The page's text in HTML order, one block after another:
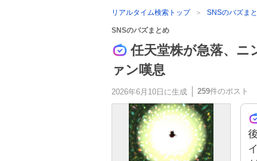
リアルタイム検索トップ SNSのバズま
SNSのバズまとめ
任天堂株が急落、ニ
ァン嘆息
2026年6月10日 に生成 259件のポスト